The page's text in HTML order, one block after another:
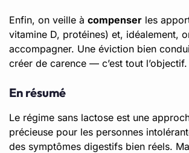
Enfin, on veille à compenser les
vitamine D, protéines) et, idéalement,
accompagner. Une éviction bien
créer de carence — c’est tout l’objectif.
En résumé
Le régime sans lactose est une
précieuse pour les personnes
des symptômes digestifs bien réels.